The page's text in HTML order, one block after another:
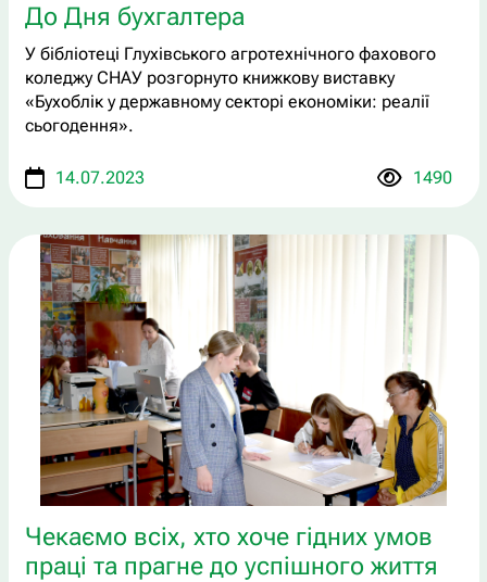
До Дня бухгалтера
У бібліотеці Глухівського агротехнічного фахового
коледжу СНАУ розгорнуто книжкову виставку
«Бухоблік у державному секторі економіки: реалії
сьогодення».
14.07.2023 1490
Чекаємо всіх, хто хоче гідних умов
праці та прагне до успішного життя